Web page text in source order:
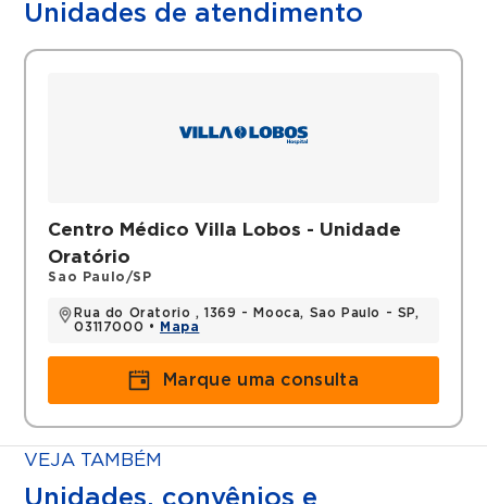
Unidades de atendimento
Centro Médico Villa Lobos - Unidade
Oratório
Sao Paulo/SP
Rua do Oratorio , 1369 - Mooca, Sao Paulo - SP,
03117000 •
Mapa
Marque uma consulta
VEJA TAMBÉM
Unidades, convênios e